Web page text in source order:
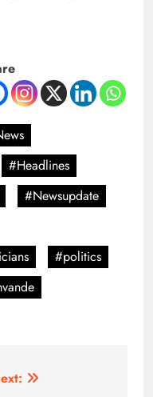
#Headlines
#Newsupdate
#politics